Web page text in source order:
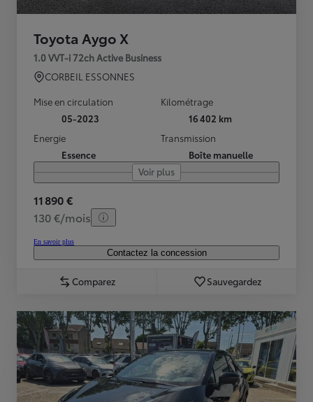
Toyota Aygo X
1.0 VVT-i 72ch Active Business
CORBEIL ESSONNES
Mise en circulation
05-2023
Kilométrage
16 402 km
Energie
Essence
Transmission
Boîte manuelle
Voir plus
11 890 €
130 €/mois
En savoir plus
Contactez la concession
Comparez Sauvegardez